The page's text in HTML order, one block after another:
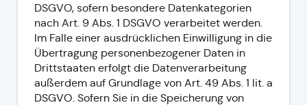
DSGVO, sofern besondere Datenkategorien
nach Art. 9 Abs. 1 DSGVO verarbeitet werden.
Im Falle einer ausdrücklichen Einwilligung in die
Übertragung personenbezogener Daten in
Drittstaaten erfolgt die Datenverarbeitung
außerdem auf Grundlage von Art. 49 Abs. 1 lit. a
DSGVO. Sofern Sie in die Speicherung von